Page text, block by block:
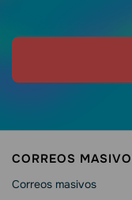
CORREOS
Correos masivos